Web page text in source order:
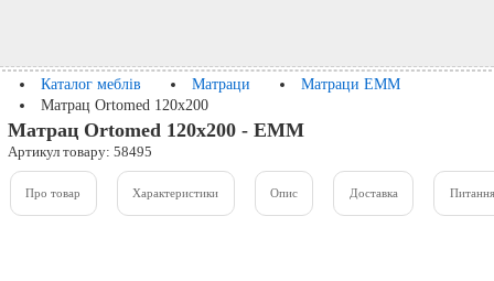
Каталог меблів Матраци
Матраци ЕММ
Матрац Ortomed 120x200
Матрац Ortomed 120x200 - ЕММ
Артикул товару: 58495
Про товар Характеристики Опис Доставка